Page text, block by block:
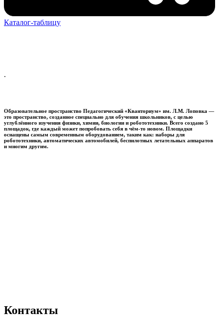
Каталог-таблицу
.
Образовательное пространство Педагогический «Кванториум» им. Л.М. Лоповка —
это пространство, созданное специально для обучения школьников, с целью
углублённого изучения физики, химии, биологии и робототехники. Всего создано 5
площадок, где каждый может попробовать себя в чём-то новом. Площадки
оснащены самым современным оборудованием, таким как: наборы для
робототехники, автоматических автомобилей, беспилотных летательных аппаратов
и многим другим.
Контакты